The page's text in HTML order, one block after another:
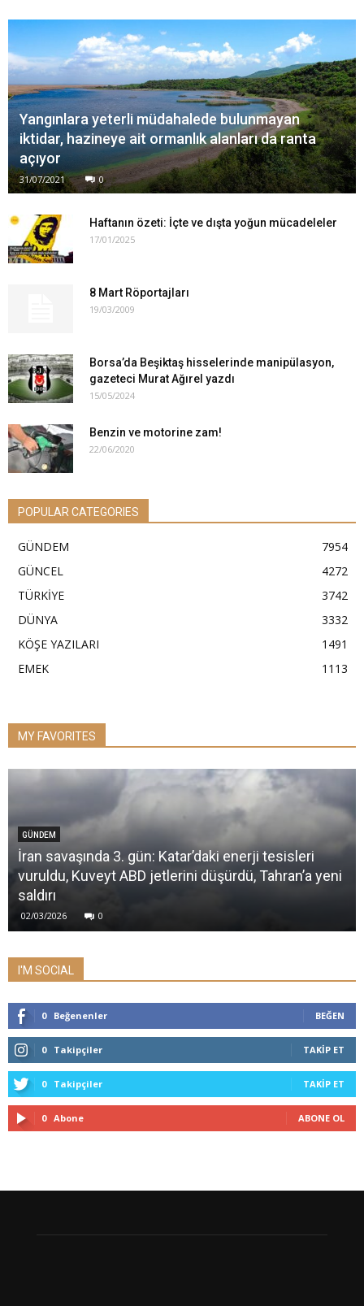
Yangınlara yeterli müdahalede bulunmayan
iktidar, hazineye ait ormanlık alanları da ranta
açıyor
31/07/2021 0
Haftanın özeti: İçte ve dışta yoğun mücadeleler
17/01/2025
8 Mart Röportajları
19/03/2009
Borsa’da Beşiktaş hisselerinde manipülasyon,
gazeteci Murat Ağırel yazdı
15/05/2024
Benzin ve motorine zam!
22/06/2020
POPULAR CATEGORIES
GÜNDEM
7954
GÜNCEL
4272
TÜRKİYE
3742
DÜNYA
3332
KÖŞE YAZILARI
1491
EMEK
1113
MY FAVORITES
GÜNDEM
İran savaşında 3. gün: Katar’daki enerji tesisleri
vuruldu, Kuveyt ABD jetlerini düşürdü, Tahran’a yeni
saldırı
02/03/2026 0
I'M SOCIAL
0 Beğenenler BEĞEN
0 Takipçiler TAKIP ET
0 Takipçiler TAKIP ET
0 Abone ABONE OL